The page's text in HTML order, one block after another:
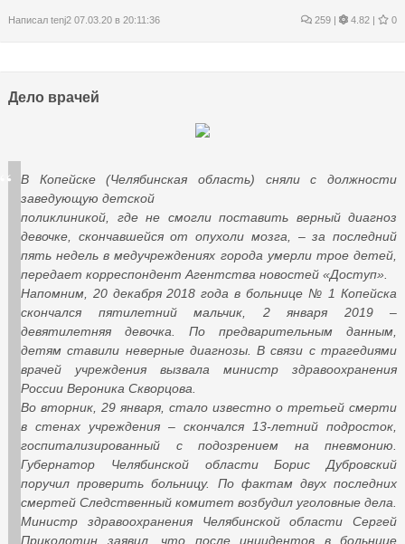
Написал tenj2 07.03.20 в 20:11:36 259 | 4.82 | 0
Дело врачей
В Копейске (Челябинская область) сняли с должности
заведующую детской
поликлиникой, где не смогли поставить верный диагноз
девочке, скончавшейся от опухоли мозга, – за последний
пять недель в медучреждениях города умерли трое детей,
передает корреспондент Агентства новостей «Доступ».
Напомним, 20 декабря 2018 года в больнице № 1 Копейска
скончался пятилетний мальчик, 2 января 2019 –
девятилетняя девочка. По предварительным данным,
детям ставили неверные диагнозы. В связи с трагедиями
врачей учреждения вызвала министр здравоохранения
России Вероника Скворцова.
Во вторник, 29 января, стало известно о третьей смерти
в стенах учреждения – скончался 13-летний подросток,
госпитализированный с подозрением на пневмонию.
Губернатор Челябинской области Борис Дубровский
поручил проверить больницу. По фактам двух последних
смертей Следственный комитет возбудил уголовные дела.
Министр здравоохранения Челябинской области Сергей
Приколотин заявил, что после инцидентов в больнице